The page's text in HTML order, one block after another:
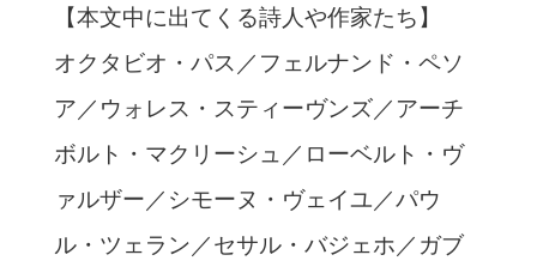
【本文中に出てくる詩人や作家たち】
オクタビオ・パス／フェルナンド・ペソ
ア／ウォレス・スティーヴンズ／アーチ
ボルト・マクリーシュ／ローベルト・ヴ
ァルザー／シモーヌ・ヴェイユ／パウ
ル・ツェラン／セサル・バジェホ／ガブ